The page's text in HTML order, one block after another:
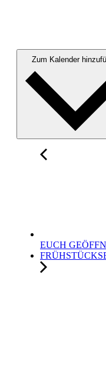
EUCH